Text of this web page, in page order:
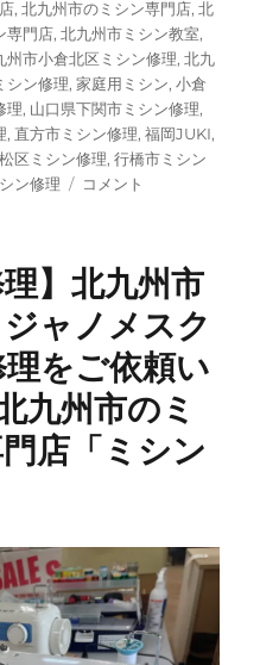
,北九州市のミシン専門店,北
専門店,北九州市ミシン教室,
州市小倉北区ミシン修理,北九
シン修理,家庭用ミシン,小倉
理, 山口県下関市ミシン修理,
, 直方市ミシン修理,福岡JUKI,
区ミシン修理,行橋市ミシン
ン修理
JUKI（ジ
家
用
コ
ン
ピ
ュ
ー
ン
【モ
デ
ル
コメント
理】北九州市
ャノメスク
をご依頼い
九州市のミ
店「ミシン